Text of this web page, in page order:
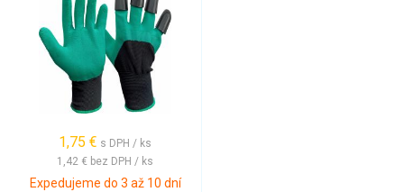
1,75 € s DPH / ks
1,42 € bez DPH / ks
Expedujeme do 3 až 10 dní